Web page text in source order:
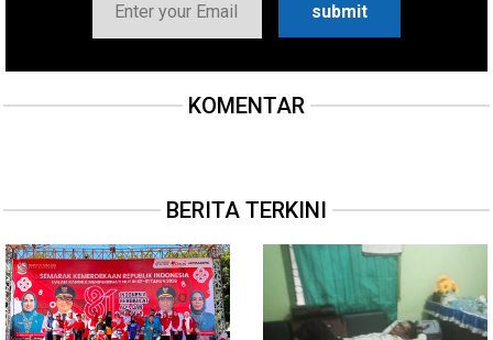
KOMENTAR
BERITA TERKINI